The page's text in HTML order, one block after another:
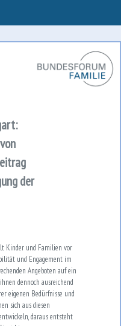
der
Kinder und Familien vor
und Engagement im
Angeboten auf ein
dennoch ausreichend
eigenen Bedürfnisse und
sich aus diesen
daraus entsteht